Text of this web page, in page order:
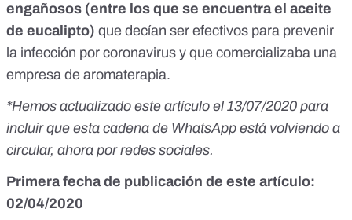
engañosos (entre los que se encuentra el aceite
de eucalipto) que decían ser efectivos para prevenir
la infección por coronavirus y que comercializaba una
empresa de aromaterapia.
*Hemos actualizado este artículo el 13/07/2020 para
incluir que esta cadena de WhatsApp está volviendo a
circular, ahora por redes sociales.
Primera fecha de publicación de este artículo:
02/04/2020